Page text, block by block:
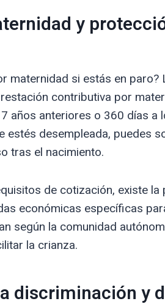
y
maternidad si estás en paro?
contributiva por
años anteriores o 360 días a
estés desempleada, puedes
tras el nacimiento.
de cotización, existe
económicas específicas
según la comunidad
la crianza.
discriminación y